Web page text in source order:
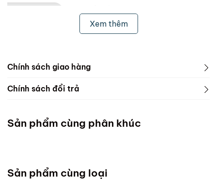
Xem thêm
Chính sách giao hàng
1. Freeship & Lắp đặt cho khách hàng các tỉnh thành
Miền Bắc
Đà Nẵng :Thứ 7 mỗi tuần ( Chốt đơn chậm nhất thứ
Chính sách đổi trả
Sản phẩm cùng phân khúc
Sản phẩm cùng loại